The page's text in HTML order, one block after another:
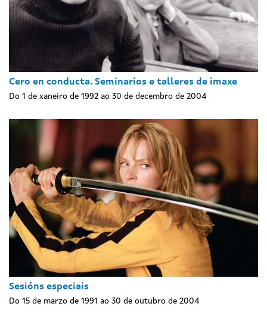
Cero en conducta. Seminarios e talleres de imaxe
Do 1 de xaneiro de 1992 ao 30 de decembro de 2004
Sesións especiais
Do 15 de marzo de 1991 ao 30 de outubro de 2004